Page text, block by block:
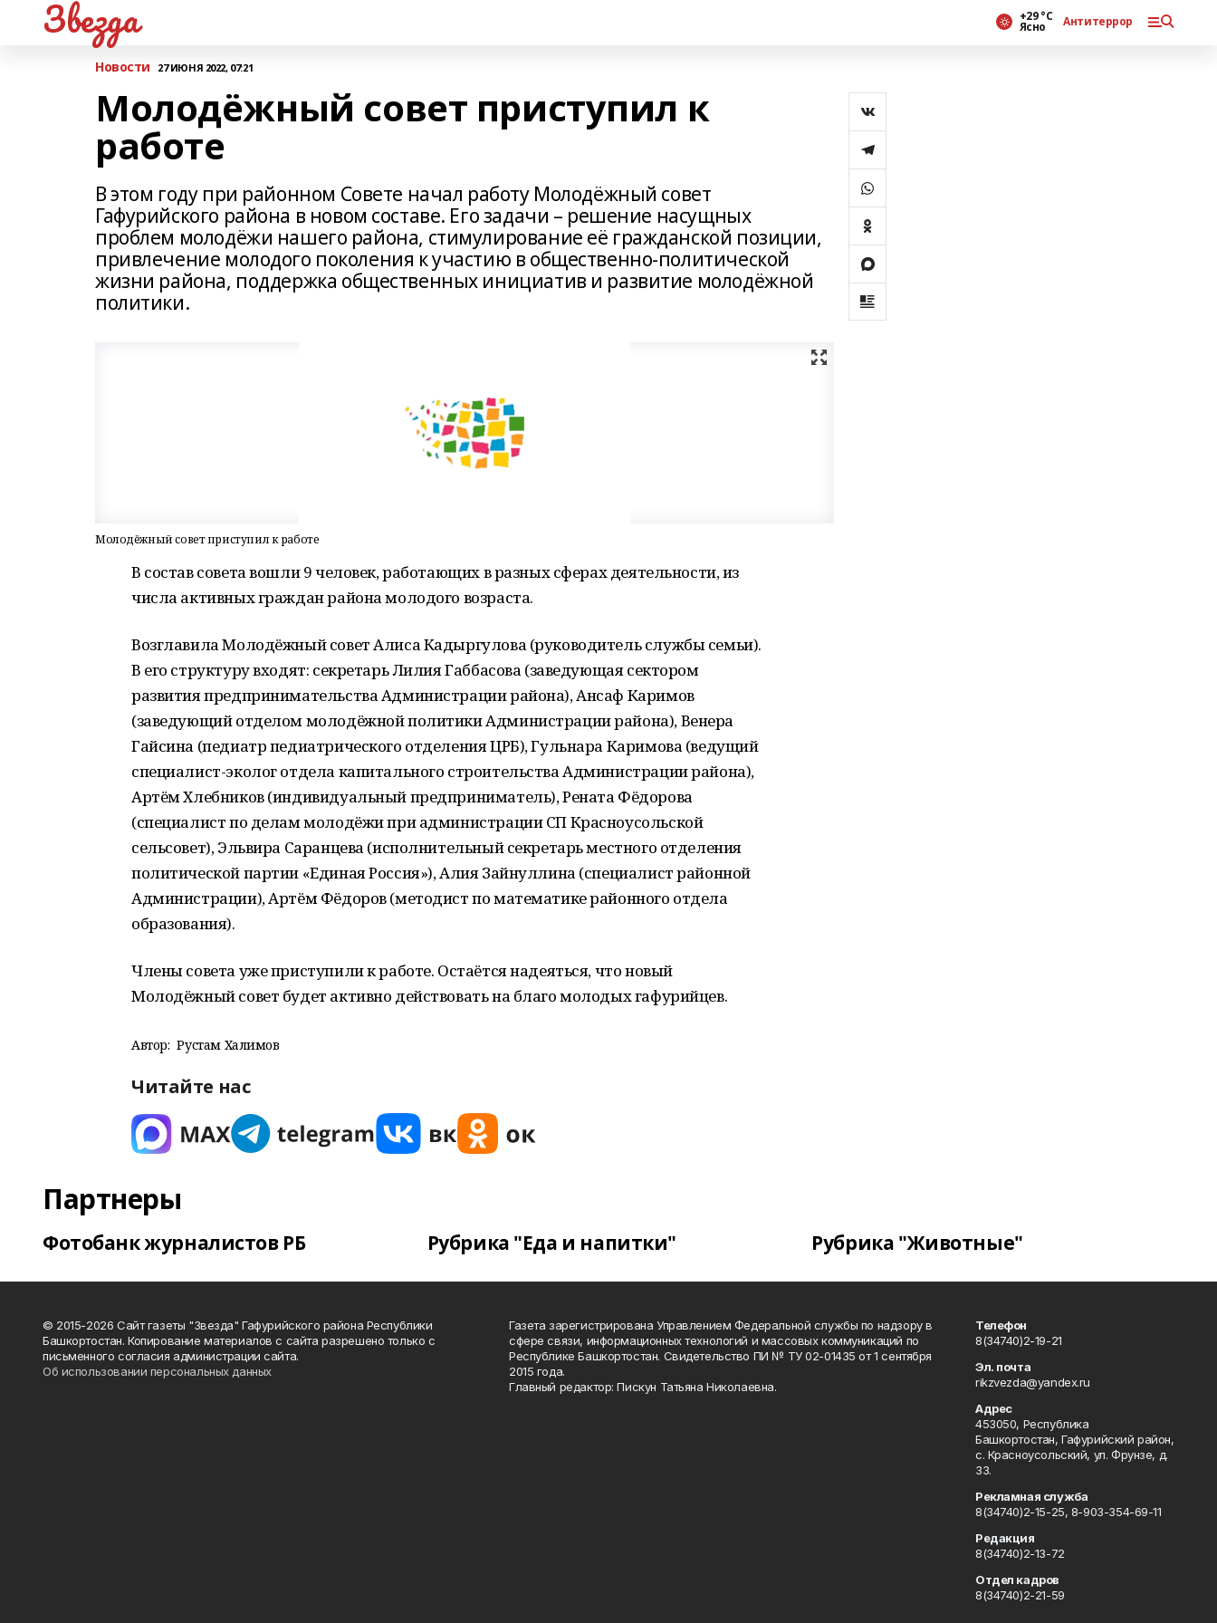
Звезда +29 °С
Ясно Антитеррор
Новости 27 ИЮНЯ 2022, 07:21
Молодёжный совет приступил к
работе
В этом году при районном Совете начал работу Молодёжный совет
Гафурийского района в новом составе. Его задачи – решение насущных
проблем молодёжи нашего района, стимулирование её гражданской позиции,
привлечение молодого поколения к участию в общественно-политической
жизни района, поддержка общественных инициатив и развитие молодёжной
политики.
Молодёжный совет приступил к работе
В состав совета вошли 9 человек, работающих в разных сферах деятельности, из
числа активных граждан района молодого возраста.
Возглавила Молодёжный совет Алиса Кадыргулова (руководитель службы семьи).
В его структуру входят: секретарь Лилия Габбасова (заведующая сектором
развития предпринимательства Администрации района), Ансаф Каримов
(заведующий отделом молодёжной политики Администрации района), Венера
Гайсина (педиатр педиатрического отделения ЦРБ), Гульнара Каримова (ведущий
специалист-эколог отдела капитального строительства Администрации района),
Артём Хлебников (индивидуальный предприниматель), Рената Фёдорова
(специалист по делам молодёжи при администрации СП Красноусольской
сельсовет), Эльвира Саранцева (исполнительный секретарь местного отделения
политической партии «Единая Россия»), Алия Зайнуллина (специалист районной
Администрации), Артём Фёдоров (методист по математике районного отдела
образования).
Члены совета уже приступили к работе. Остаётся надеяться, что новый
Молодёжный совет будет активно действовать на благо молодых гафурийцев.
Автор: Рустам Халимов
Читайте нас
Партнеры
Фотобанк журналистов РБ Рубрика "Еда и напитки" Рубрика "Животные"
© 2015-2026 Сайт газеты "Звезда" Гафурийского района Республики
Башкортостан. Копирование материалов с сайта разрешено только с
письменного согласия администрации сайта.
Об использовании персональных данных
Газета зарегистрирована Управлением Федеральной службы по надзору в
сфере связи, информационных технологий и массовых коммуникаций по
Республике Башкортостан. Свидетельство ПИ № ТУ 02-01435 от 1 сентября
2015 года.
Главный редактор: Пискун Татьяна Николаевна.
Телефон
8(34740)2-19-21
Эл. почта
rikzvezda@yandex.ru
Адрес
453050, Республика
Башкортостан, Гафурийский район,
с. Красноусольский, ул. Фрунзе, д.
33.
Рекламная служба
8(34740)2-15-25, 8-903-354-69-11
Редакция
8(34740)2-13-72
Отдел кадров
8(34740)2-21-59